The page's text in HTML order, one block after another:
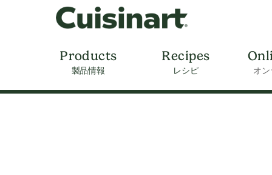
Products
製品情報
Recipes
レシピ オ